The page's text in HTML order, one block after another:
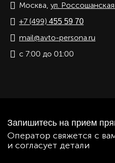
Москва, ул.
+7 (499) 455 59 70
mail@avto-persona.ru
с 7:00 до 01:00
Запишитесь на прием
Оператор свяжется с
и согласует детали